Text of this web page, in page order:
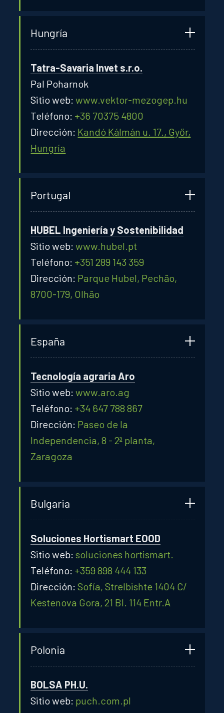
Hungría
Tatra-Savaria Invet s.r.o.
Pal Poharnok
Sitio web:www.vektor-mezogep.hu
Teléfono: +36 70375 4800
Dirección: Kandó Kálmán u. 17., Győr,
Hungría
Portugal
HUBEL Ingeniería y Sostenibilidad
Sitio web:www.hubel.pt
Teléfono: +351 289 143 359
Dirección: Parque Hubel, Pechão,
8700-179, Olhão
España
Tecnología agraria Aro
Sitio web:www.aro.ag
Teléfono: +34 647 788 867
Dirección: Paseo de la
Independencia, 8 - 2ª planta,
Zaragoza
Bulgaria
Soluciones Hortismart EOOD
Sitio web:soluciones hortismart.
Teléfono: +359 898 444 133
Dirección:Sofía, Strelbishte 1404 C/
Kestenova Gora, 21 Bl. 114 Entr.A
Polonia
BOLSA PH.U.
Sitio web: puch.com.pl